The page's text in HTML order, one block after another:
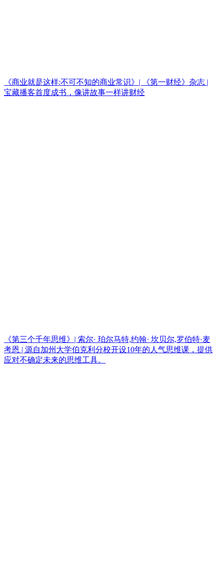
《商业就是这样:不可不知的商业常识》| 《第一财经》杂志 |
宝藏播客首度成书，像讲故事一样讲财经
《第三个千年思维》| 索尔· 珀尔马特,约翰· 坎贝尔,罗伯特·麦
考恩 | 源自加州大学伯克利分校开设10年的人气思维课，提供
应对不确定未来的思维工具。